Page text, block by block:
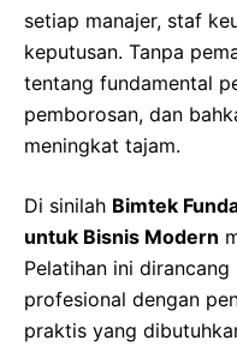
setiap manajer, staf
keputusan. Tanpa
tentang fundamental
pemborosan, dan
meningkat tajam.
Di sinilah Bimtek
untuk Bisnis Modern
Pelatihan ini
profesional dengan
praktis yang